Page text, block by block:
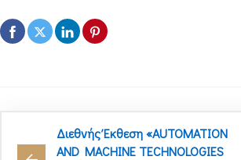
Διεθνής Έκθεση «AUTOMATION
AND MACHINE TECHNOLOGIES